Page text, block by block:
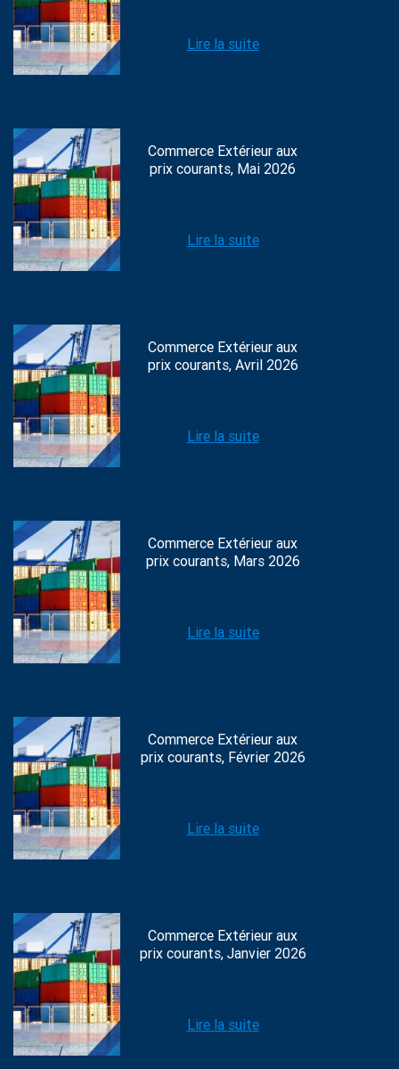
Lire la suite
Commerce Extérieur aux
prix courants, Mai 2026
Lire la suite
Commerce Extérieur aux
prix courants, Avril 2026
Lire la suite
Commerce Extérieur aux
prix courants, Mars 2026
Lire la suite
Commerce Extérieur aux
prix courants, Février 2026
Lire la suite
Commerce Extérieur aux
prix courants, Janvier 2026
Lire la suite